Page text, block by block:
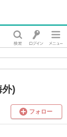
外)
フォロー